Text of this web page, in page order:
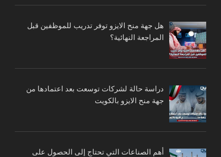
هل جهة منح الايزو توفر تدريب للموظفين قبل
المراجعة النهائية؟
دراسة حالة لشركات توسعت بعد اعتمادها من
جهة منح الايزو بالكويت
أهم الصناعات التي تحتاج إلى الحصول على